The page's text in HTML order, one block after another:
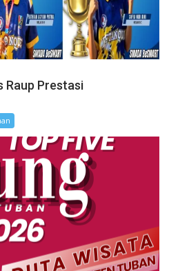
Raup Prestasi